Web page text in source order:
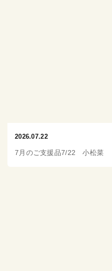
2026.07.22
7月のご支援品7/22 小松菜